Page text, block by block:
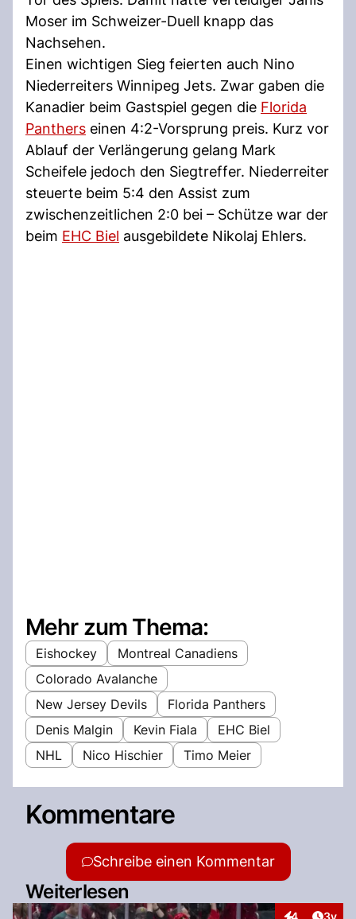
Moser im Schweizer-Duell knapp das
Nachsehen.
Einen wichtigen Sieg feierten auch Nino
Niederreiters Winnipeg Jets. Zwar gaben die
Kanadier beim Gastspiel gegen die Florida
Panthers einen 4:2-Vorsprung preis. Kurz vor
Ablauf der Verlängerung gelang Mark
Scheifele jedoch den Siegtreffer. Niederreiter
steuerte beim 5:4 den Assist zum
zwischenzeitlichen 2:0 bei – Schütze war der
beim EHC Biel ausgebildete Nikolaj Ehlers.
Mehr zum Thema:
Eishockey
Montreal Canadiens
Colorado Avalanche
New Jersey Devils
Florida Panthers
Denis Malgin
Kevin Fiala
EHC Biel
NHL
Nico Hischier Timo Meier
Kommentare
Schreibe einen Kommentar
Weiterlesen